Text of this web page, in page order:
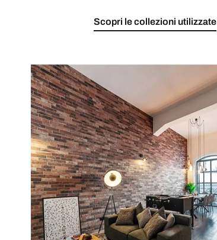
Scopri le collezioni utilizzate